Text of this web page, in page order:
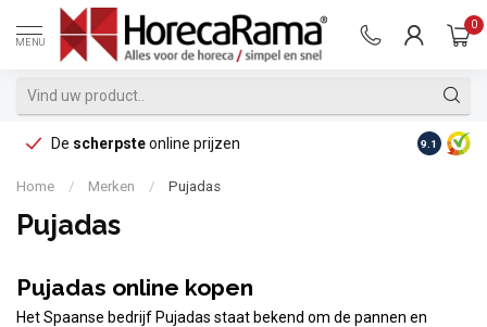
MENU
0
De scherpsteonline prijzen Op
9.1
Home / Merken / Pujadas
Pujadas
Pujadas online kopen
Het Spaanse bedrijf Pujadas staat bekend om de pannen en